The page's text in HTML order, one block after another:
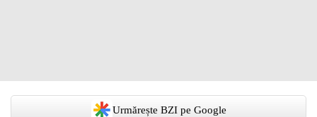
Urmărește BZI pe Google